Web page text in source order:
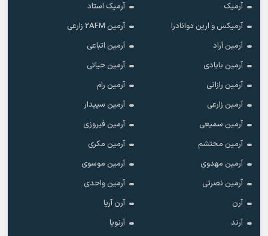
آرمیک
آرمیک استاد
آرمیکس و ارین دوانادرا
آرمین 2AFM زارعی
آرمین آراد
آرمین اتباعی
آرمین بابادی
آرمین حیاتی
آرمین رازانی
آرمین رام
آرمین زارعی
آرمین سپیدار
آرمین سمیعی
آرمین فیروزی
آرمین محتشم
آرمین مکری
آرمین مهدوی
آرمین موسوی
آرمین نصرتی
آرمین واحدی
آرن
آرن آریا
آرند
آرنویا